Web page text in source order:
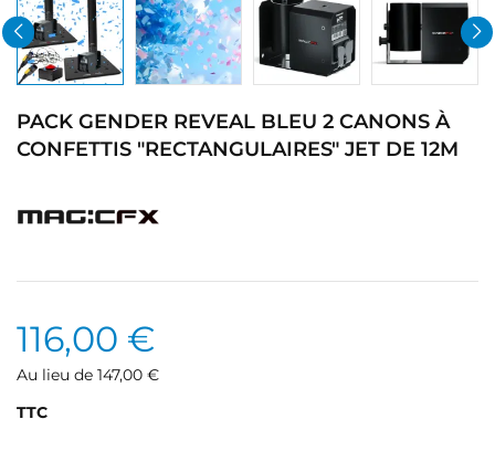
PACK GENDER REVEAL BLEU 2 CANONS À
CONFETTIS "RECTANGULAIRES" JET DE 12M
116,00 €
Au lieu de 147,00 €
TTC